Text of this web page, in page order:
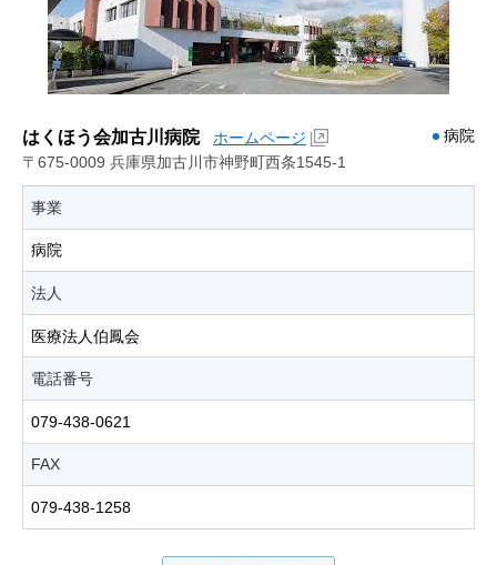
はくほう会加古川病院 ホームページ
病院
〒675-0009 兵庫県加古川市神野町西条1545-1
事業
病院
法人
医療法人伯鳳会
電話番号
079-438-0621
FAX
079-438-1258